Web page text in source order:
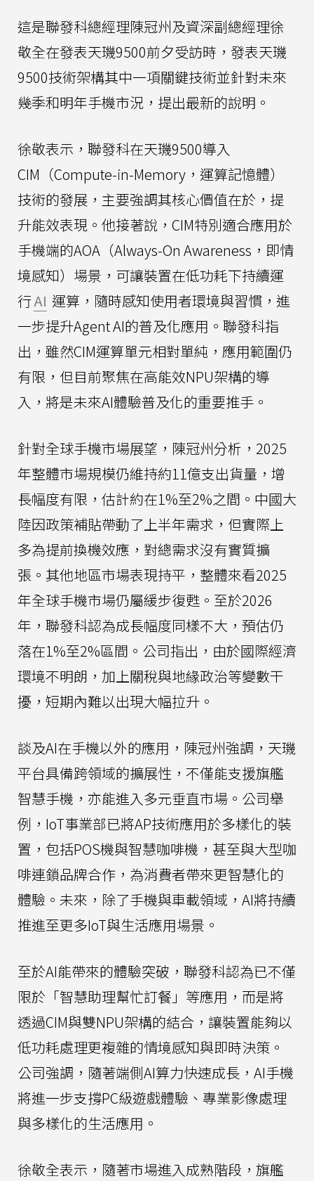
這是聯發科總經理陳冠州及資深副總經理徐
敬全在發表天璣9500前夕受訪時，發表天璣
9500技術架構其中一項關鍵技術並針對未來
幾季和明年手機市況，提出最新的說明。
徐敬表示，聯發科在天璣9500導入
CIM（Compute-in-Memory，運算記憶體）
技術的發展，主要強調其核心價值在於，提
升能效表現。他接著說，CIM特別適合應用於
手機端的AOA（Always-On Awareness，即情
境感知）場景，可讓裝置在低功耗下持續運
行AI 運算，隨時感知使用者環境與習慣，進
一步提升Agent AI的普及化應用。聯發科指
出，雖然CIM運算單元相對單純，應用範圍仍
有限，但目前聚焦在高能效NPU架構的導
入，將是未來AI體驗普及化的重要推手。
針對全球手機市場展望，陳冠州分析，2025
年整體市場規模仍維持約11億支出貨量，增
長幅度有限，估計約在1%至2%之間。中國大
陸因政策補貼帶動了上半年需求，但實際上
多為提前換機效應，對總需求沒有實質擴
張。其他地區市場表現持平，整體來看2025
年全球手機市場仍屬緩步復甦。至於2026
年，聯發科認為成長幅度同樣不大，預估仍
落在1%至2%區間。公司指出，由於國際經濟
環境不明朗，加上關稅與地緣政治等變數干
擾，短期內難以出現大幅拉升。
談及AI在手機以外的應用，陳冠州強調，天璣
平台具備跨領域的擴展性，不僅能支援旗艦
智慧手機，亦能進入多元垂直市場。公司舉
例，IoT事業部已將AP技術應用於多樣化的裝
置，包括POS機與智慧咖啡機，甚至與大型咖
啡連鎖品牌合作，為消費者帶來更智慧化的
體驗。未來，除了手機與車載領域，AI將持續
推進至更多IoT與生活應用場景。
至於AI能帶來的體驗突破，聯發科認為已不僅
限於「智慧助理幫忙訂餐」等應用，而是將
透過CIM與雙NPU架構的結合，讓裝置能夠以
低功耗處理更複雜的情境感知與即時決策。
公司強調，隨著端側AI算力快速成長，AI手機
將進一步支撐PC級遊戲體驗、專業影像處理
與多樣化的生活應用。
徐敬全表示，隨著市場進入成熟階段，旗艦